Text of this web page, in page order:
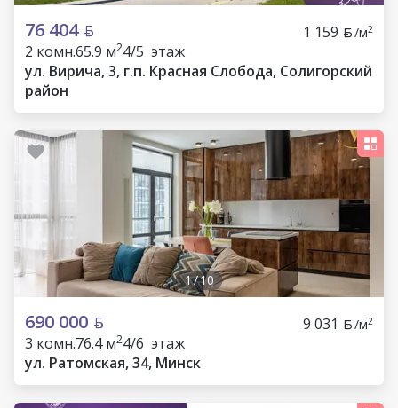
76 404 1 159 /м2
2 комн.65.9 м24/5 этаж
ул. Вирича, 3, г.п. Красная Слобода, Солигорский
район
1/10
690 000 9 031 /м2
3 комн.76.4 м24/6 этаж
ул. Ратомская, 34, Минск